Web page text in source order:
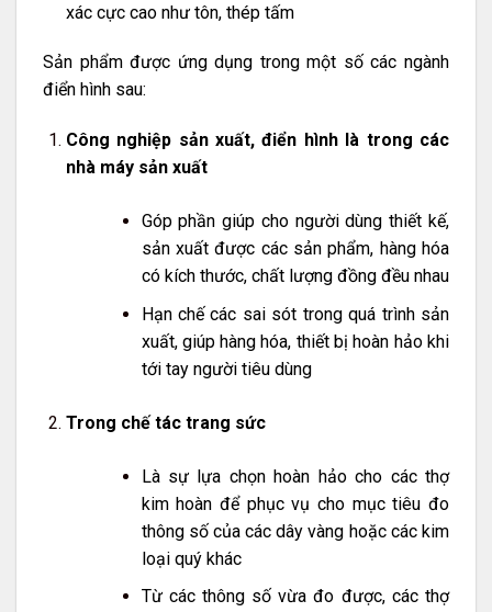
xác cực cao như tôn, thép tấm
Sản phẩm được ứng dụng trong một số các ngành
điển hình sau:
Công nghiệp sản xuất, điển hình là trong các
nhà máy sản xuất
Góp phần giúp cho người dùng thiết kế,
sản xuất được các sản phẩm, hàng hóa
có kích thước, chất lượng đồng đều nhau
Hạn chế các sai sót trong quá trình sản
xuất, giúp hàng hóa, thiết bị hoàn hảo khi
tới tay người tiêu dùng
Trong chế tác trang sức
Là sự lựa chọn hoàn hảo cho các thợ
kim hoàn để phục vụ cho mục tiêu đo
thông số của các dây vàng hoặc các kim
loại quý khác
Từ các thông số vừa đo được, các thợ